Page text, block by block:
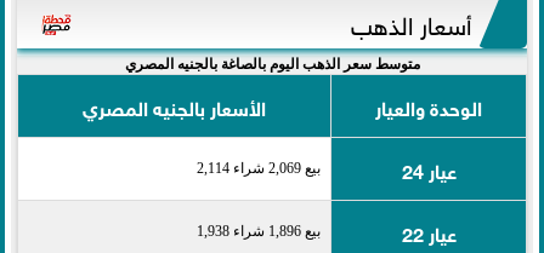
أسعار الذهب
متوسط سعر الذهب اليوم بالصاغة بالجنيه المصري
الوحدة والعيار
الأسعار بالجنيه المصري
عيار 24
بيع 2,069 شراء 2,114
عيار 22 بيع 1,896 شراء 1,938